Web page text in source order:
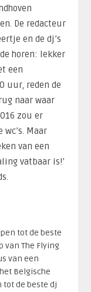
De redacteur
en de dj’s
horen: lekker
een
uur, reden de
naar waar
zou er
Maar
van een
vatbaar is!’
tot de beste
van The Flying
van een
Belgische
tot de beste dj